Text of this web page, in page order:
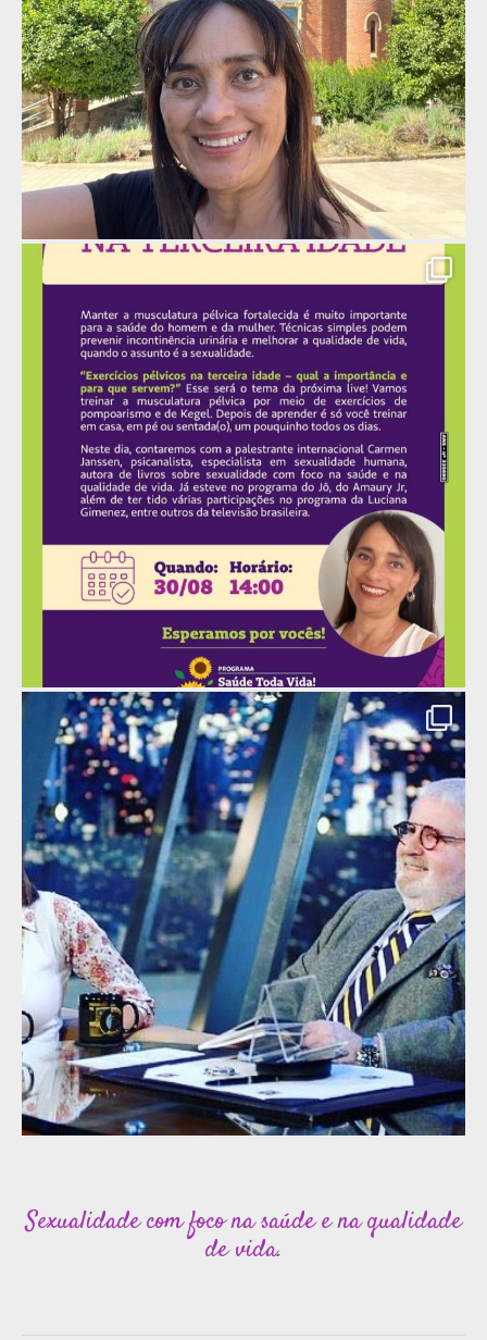
Sexualidade com foco na saúde e na qualidade
de vida.